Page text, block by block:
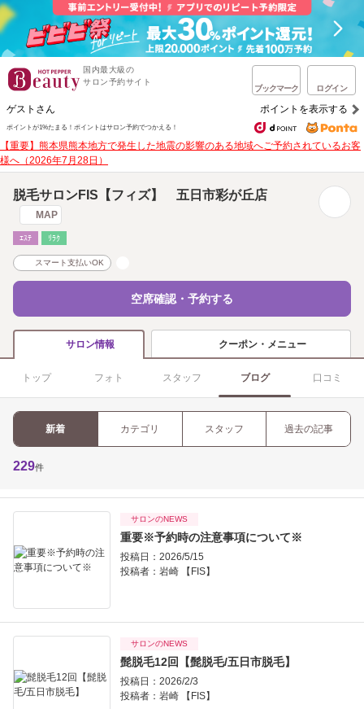
国内最大級の
サロン予約サイト
ブックマーク ログイン
ゲストさん ポイントを表示する
ポイントが1%たまる！ ポイントはサロン予約でつかえる！
【重要】熊本県熊本地方で発生した地震の影響のある地域へご予約されているお客
様へ（2026年7月28日）
脱毛サロンFIS【フィズ】 五日市彩が丘店
MAP
ｴｽﾃ ﾘﾗｸ
スマート支払いOK
空席確認・予約する
サロン情報 クーポン・メニュー
トップ フォト スタッフ ブログ 口コミ
新着 カテゴリ スタッフ 過去の記事
229件
サロンのNEWS
重要※予約時の注意事項について※
投稿日：2026/5/15
投稿者： 岩崎 【FIS】
サロンのNEWS
髭脱毛12回【髭脱毛/五日市脱毛】
投稿日：2026/2/3
投稿者： 岩崎 【FIS】